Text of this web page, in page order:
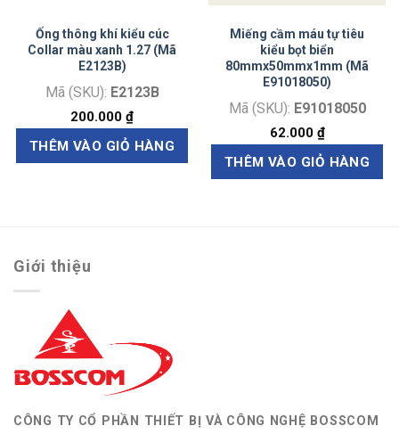
Ống thông khí kiểu cúc
Collar màu xanh 1.27 (Mã
E2123B)
Mã (SKU): E2123B
200.000 ₫
THÊM VÀO GIỎ HÀNG
Miếng cầm máu tự tiêu
kiểu bọt biển
80mmx50mmx1mm (Mã
E91018050)
Mã (SKU): E91018050
62.000 ₫
THÊM VÀO GIỎ HÀNG
Giới thiệu
CÔNG TY CỔ PHẦN THIẾT BỊ VÀ CÔNG NGHỆ BOSSCOM